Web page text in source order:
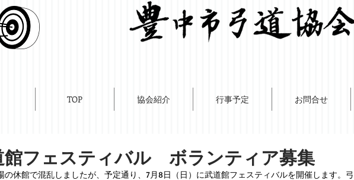
TOP 協会紹介 行事予定 お問合せ
館フェスティバル ボランティア募集
の休館で混乱しましたが、予定通り、7月8日（日）に武道館フェスティバルを開催します。弓